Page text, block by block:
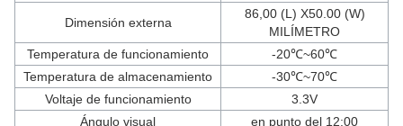
Dimensión externa
86,00 (L) X50.00 (W)
MILÍMETRO
Temperatura de funcionamiento
-20℃~60℃
Temperatura de almacenamiento
-30℃~70℃
Voltaje de funcionamiento
3.3V
Ángulo visual
en punto del 12:00